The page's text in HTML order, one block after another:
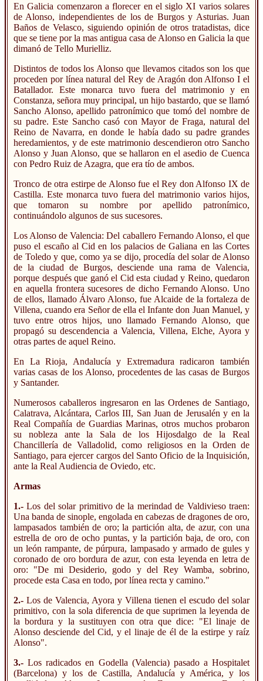
En Galicia comenzaron a florecer en el siglo XI varios solares
de Alonso, independientes de los de Burgos y Asturias. Juan
Baños de Velasco, siguiendo opinión de otros tratadistas, dice
que se tiene por la mas antigua casa de Alonso en Galicia la que
dimanó de Tello Murielliz.
Distintos de todos los Alonso que llevamos citados son los que
proceden por línea natural del Rey de Aragón don Alfonso I el
Batallador. Este monarca tuvo fuera del matrimonio y en
Constanza, señora muy principal, un hijo bastardo, que se llamó
Sancho Alonso, apellido patronímico que tomó del nombre de
su padre. Este Sancho casó con Mayor de Fraga, natural del
Reino de Navarra, en donde le había dado su padre grandes
heredamientos, y de este matrimonio descendieron otro Sancho
Alonso y Juan Alonso, que se hallaron en el asedio de Cuenca
con Pedro Ruiz de Azagra, que era tío de ambos.
Tronco de otra estirpe de Alonso fue el Rey don Alfonso IX de
Castilla. Este monarca tuvo fuera del matrimonio varios hijos,
que tomaron su nombre por apellido patronímico,
continuándolo algunos de sus sucesores.
Los Alonso de Valencia: Del caballero Fernando Alonso, el que
puso el escaño al Cid en los palacios de Galiana en las Cortes
de Toledo y que, como ya se dijo, procedía del solar de Alonso
de la ciudad de Burgos, desciende una rama de Valencia,
porque después que ganó el Cid esta ciudad y Reino, quedaron
en aquella frontera sucesores de dicho Fernando Alonso. Uno
de ellos, llamado Álvaro Alonso, fue Alcaide de la fortaleza de
Villena, cuando era Señor de ella el Infante don Juan Manuel, y
tuvo entre otros hijos, uno llamado Fernando Alonso, que
propagó su descendencia a Valencia, Villena, Elche, Ayora y
otras partes de aquel Reino.
En La Rioja, Andalucía y Extremadura radicaron también
varias casas de los Alonso, procedentes de las casas de Burgos
y Santander.
Numerosos caballeros ingresaron en las Ordenes de Santiago,
Calatrava, Alcántara, Carlos III, San Juan de Jerusalén y en la
Real Compañía de Guardias Marinas, otros muchos probaron
su nobleza ante la Sala de los Hijosdalgo de la Real
Chancillería de Valladolid, como religiosos en la Orden de
Santiago, para ejercer cargos del Santo Oficio de la Inquisición,
ante la Real Audiencia de Oviedo, etc.
Armas
1.- Los del solar primitivo de la merindad de Valdivieso traen:
Una banda de sinople, engolada en cabezas de dragones de oro,
lampasados también de oro; la partición alta, de azur, con una
estrella de oro de ocho puntas, y la partición baja, de oro, con
un león rampante, de púrpura, lampasado y armado de gules y
coronado de oro bordura de azur, con esta leyenda en letra de
oro: "De mi Desiderio, godo y del Rey Wamba, sobrino,
procede esta Casa en todo, por línea recta y camino."
2.- Los de Valencia, Ayora y Villena tienen el escudo del solar
primitivo, con la sola diferencia de que suprimen la leyenda de
la bordura y la sustituyen con otra que dice: "El linaje de
Alonso desciende del Cid, y el linaje de él de la estirpe y raíz
Alonso".
3.- Los radicados en Godella (Valencia) pasado a Hospitalet
(Barcelona) y los de Castilla, Andalucía y América, y los